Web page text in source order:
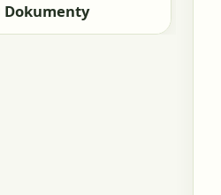
›Neznačené trasy
Dokumenty